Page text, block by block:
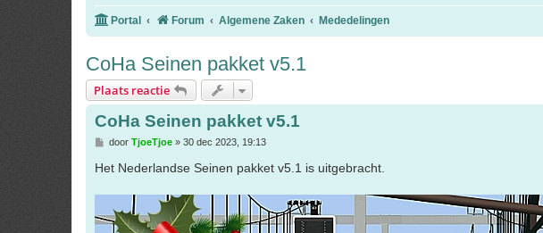
Portal Forum Algemene Zaken Mededelingen
CoHa Seinen pakket v5.1
Plaats reactie
CoHa Seinen pakket v5.1
B
r
i
door TjoeTjoe» 30 dec 2023, 19:13
Het Nederlandse Seinen pakket v5.1 is uitgebracht.